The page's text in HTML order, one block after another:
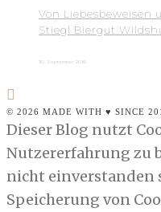
Von Liebesbeweisen
Stiegl Biergut
30. September 2016
© 2026 MADE WITH ♥ SINCE
Dieser Blog nutzt
Nutzererfahrung zu
nicht einverstanden
Speicherung von